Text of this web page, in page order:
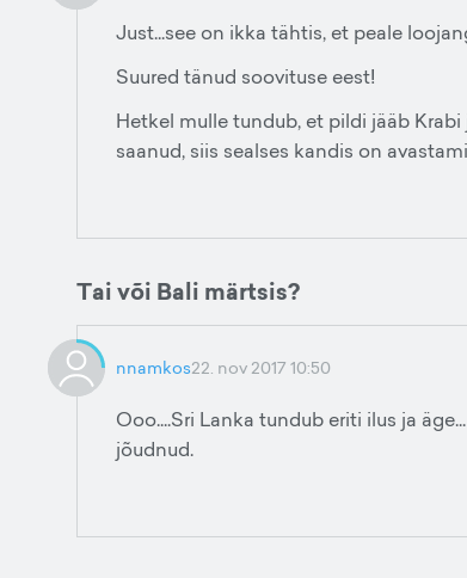
Just...see on ikka tähtis, et peale
Suured tänud soovituse eest!
Hetkel mulle tundub, et pildi jääb Krabi
saanud, siis sealses kandis on
Tai või Bali märtsis?
nnamkos22. nov 2017 10:50
Ooo....Sri Lanka tundub eriti ilus ja
jõudnud.